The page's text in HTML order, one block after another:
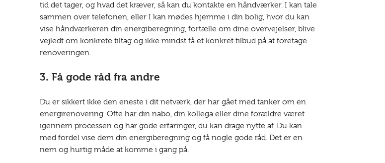
tid det tager, og hvad det kræver, så kan du kontakte en håndværker. I kan tale
sammen over telefonen, eller I kan mødes hjemme i din bolig, hvor du kan
vise håndværkeren din energiberegning, fortælle om dine overvejelser, blive
vejledt om konkrete tiltag og ikke mindst få et konkret tilbud på at foretage
renoveringen.
3. Få gode råd fra andre
Du er sikkert ikke den eneste i dit netværk, der har gået med tanker om en
energirenovering. Ofte har din nabo, din kollega eller dine forældre været
igennem processen og har gode erfaringer, du kan drage nytte af. Du kan
med fordel vise dem din energiberegning og få nogle gode råd. Det er en
nem og hurtig måde at komme i gang på.